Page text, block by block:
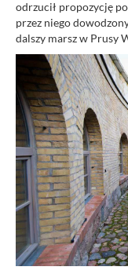
odrzucił propozycję
przez niego
dalszy marsz w Prusy